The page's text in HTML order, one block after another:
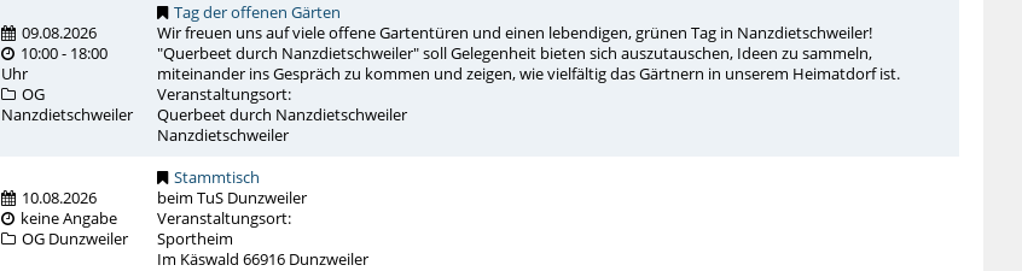
09.08.2026
10:00 - 18:00
Uhr
OG
Nanzdietschweiler
Tag der offenen Gärten
Wir freuen uns auf viele offene Gartentüren und einen lebendigen, grünen Tag in Nanzdietschweiler!
"Querbeet durch Nanzdietschweiler" soll Gelegenheit bieten sich auszutauschen, Ideen zu sammeln,
miteinander ins Gespräch zu kommen und zeigen, wie vielfältig das Gärtnern in unserem Heimatdorf ist.
Veranstaltungsort:
Querbeet durch Nanzdietschweiler
Nanzdietschweiler
10.08.2026
keine Angabe
OG Dunzweiler
Stammtisch
beim TuS Dunzweiler
Veranstaltungsort:
Sportheim
Im Käswald 66916 Dunzweiler